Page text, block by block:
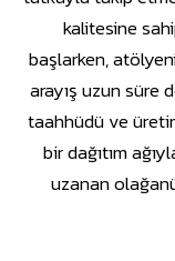
kalitesine
başlarken,
arayış uzun süre
taahhüdü ve
bir dağıtım
uzanan